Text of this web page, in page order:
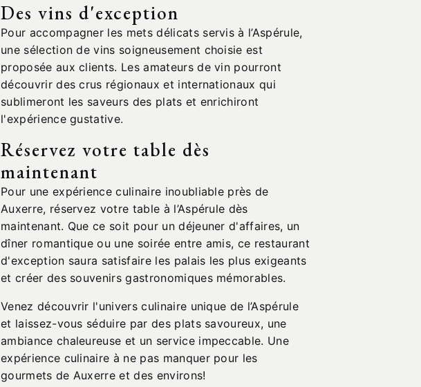
Des vins d'exception
Pour accompagner les mets délicats servis à l’Aspérule,
une sélection de vins soigneusement choisie est
proposée aux clients. Les amateurs de vin pourront
découvrir des crus régionaux et internationaux qui
sublimeront les saveurs des plats et enrichiront
l'expérience gustative.
Réservez votre table dès
maintenant
Pour une expérience culinaire inoubliable près de
Auxerre, réservez votre table à l’Aspérule dès
maintenant. Que ce soit pour un déjeuner d'affaires, un
dîner romantique ou une soirée entre amis, ce restaurant
d'exception saura satisfaire les palais les plus exigeants
et créer des souvenirs gastronomiques mémorables.
Venez découvrir l'univers culinaire unique de l’Aspérule
et laissez-vous séduire par des plats savoureux, une
ambiance chaleureuse et un service impeccable. Une
expérience culinaire à ne pas manquer pour les
gourmets de Auxerre et des environs!